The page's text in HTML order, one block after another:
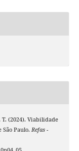
T. (2024). Viabilidade
Paulo. Refas -